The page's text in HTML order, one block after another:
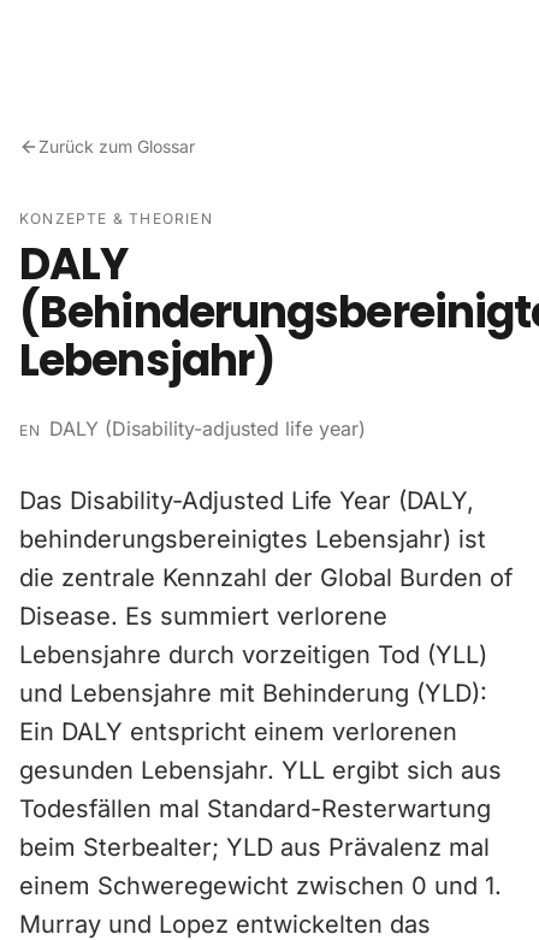
Zurück zum Glossar
KONZEPTE & THEORIEN
DALY
Lebensjahr)
EN DALY (Disability-adjusted life year)
Das Disability-Adjusted Life Year (DALY,
behinderungsbereinigtes Lebensjahr) ist
die zentrale Kennzahl der Global Burden of
Disease. Es summiert verlorene
Lebensjahre durch vorzeitigen Tod (YLL)
und Lebensjahre mit Behinderung (YLD):
Ein DALY entspricht einem verlorenen
gesunden Lebensjahr. YLL ergibt sich aus
Todesfällen mal Standard-Resterwartung
beim Sterbealter; YLD aus Prävalenz mal
einem Schweregewicht zwischen 0 und 1.
Murray und Lopez entwickelten das